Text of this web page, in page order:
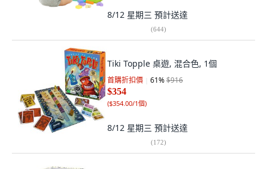
8/12 星期三 預計送達
(644)
Tiki Topple 桌遊, 混合色, 1個
首購折扣價 61%$916
$354
($354.00/1個)
8/12 星期三 預計送達
(172)